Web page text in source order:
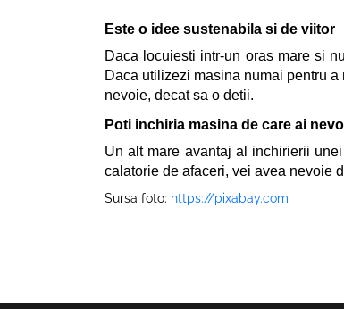
Este o idee sustenabila si de viitor
Daca locuiesti intr-un oras mare si
Daca utilizezi masina numai pentru
nevoie, decat sa o detii.
Poti inchiria masina de care ai
Un alt mare avantaj al inchirierii
calatorie de afaceri, vei avea nevoie
Sursa foto: https://pixabay.com